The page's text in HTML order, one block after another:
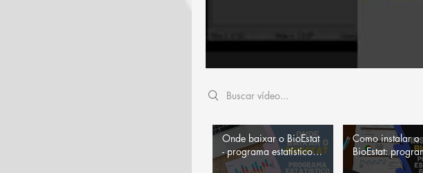
Search videos
Onde baixar o BioEstat
- programa estatístico
gratuito
Como instalar o
BioEstat:
estatístico